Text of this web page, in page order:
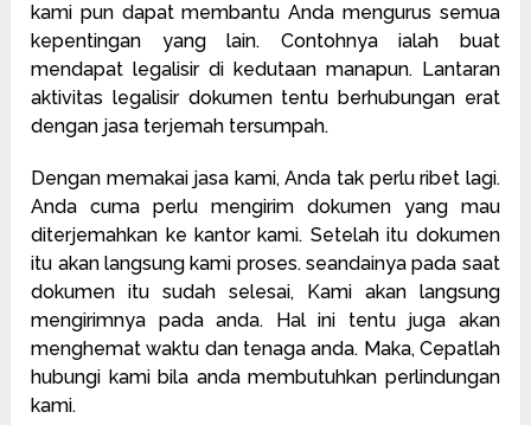
kami pun dapat membantu Anda mengurus semua
kepentingan yang lain. Contohnya ialah buat
mendapat legalisir di kedutaan manapun. Lantaran
aktivitas legalisir dokumen tentu berhubungan erat
dengan jasa terjemah tersumpah.
Dengan memakai jasa kami, Anda tak perlu ribet lagi.
Anda cuma perlu mengirim dokumen yang mau
diterjemahkan ke kantor kami. Setelah itu dokumen
itu akan langsung kami proses. seandainya pada saat
dokumen itu sudah selesai, Kami akan langsung
mengirimnya pada anda. Hal ini tentu juga akan
menghemat waktu dan tenaga anda. Maka, Cepatlah
hubungi kami bila anda membutuhkan perlindungan
kami.